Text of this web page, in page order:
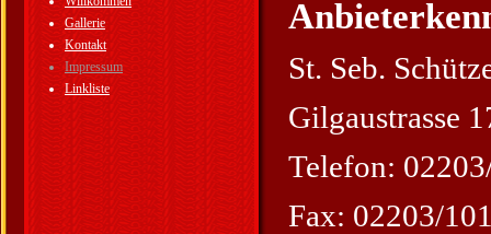
Gallerie
Kontakt
Impressum
Linkliste
St. Seb.
Gilgaustrasse
Telefon:
Fax: 02203/